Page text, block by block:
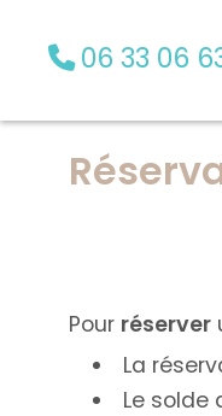
06 33 06
Pour réserver
La
Le solde